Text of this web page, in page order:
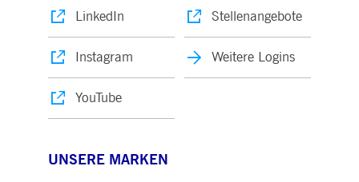
LinkedIn
Instagram
YouTube
Stellenangebote
Weitere Logins
UNSERE MARKEN